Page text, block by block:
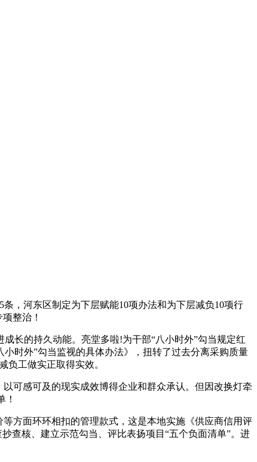
，河东区制定为下层赋能10项办法和为下层减负10项行
整治！
长的持久动能。亮堂多啦!为干部“八小时外”勾当规定红
时外”勾当监视的具体办法》，扭转了过去分离采购质量
负工做实正取得实效。
可感可及的现实成效博得企业和群众承认。但因改换灯牵
！
方面环环相扣的管理款式，这是本地实施《供应商信用评
查核、建立示范勾当、评比表扬项目“五个负面清单”。进